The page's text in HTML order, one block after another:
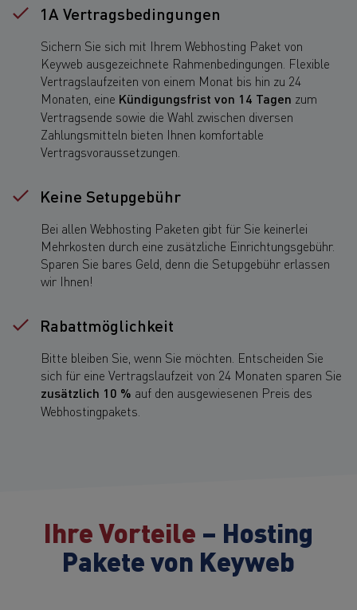
1A Vertragsbedingungen
Sichern Sie sich mit Ihrem Webhosting Paket von
Keyweb ausgezeichnete Rahmenbedingungen. Flexible
Vertragslaufzeiten von einem Monat bis hin zu 24
Monaten, eine Kündigungsfrist von 14 Tagen zum
Vertragsende sowie die Wahl zwischen diversen
Zahlungsmitteln bieten Ihnen komfortable
Vertragsvoraussetzungen.
Keine Setupgebühr
Bei allen Webhosting Paketen gibt für Sie keinerlei
Mehrkosten durch eine zusätzliche Einrichtungsgebühr.
Sparen Sie bares Geld, denn die Setupgebühr erlassen
wir Ihnen!
Rabattmöglichkeit
Bitte bleiben Sie, wenn Sie möchten. Entscheiden Sie
sich für eine Vertragslaufzeit von 24 Monaten sparen Sie
zusätzlich 10 % auf den ausgewiesenen Preis des
Webhostingpakets.
Ihre Vorteile – Hosting
Pakete von Keyweb